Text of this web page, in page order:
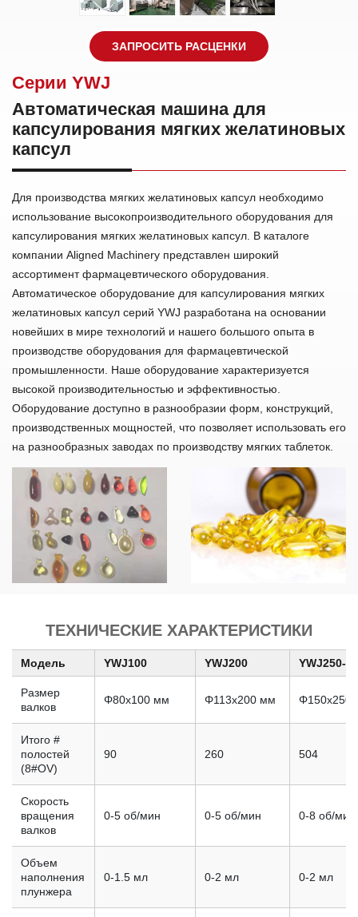
ЗАПРОСИТЬ РАСЦЕНКИ
Cерии YWJ
Автоматическая машина для
капсулирования мягких желатиновых
капсул
Для производства мягких желатиновых капсул необходимо
использование высокопроизводительного оборудования для
капсулирования мягких желатиновых капсул. В каталоге
компании Aligned Machinery представлен широкий
ассортимент фармацевтического оборудования.
Автоматическое оборудование для капсулирования мягких
желатиновых капсул серий YWJ разработана на основании
новейших в мире технологий и нашего большого опыта в
производстве оборудования для фармацевтической
промышленности. Наше оборудование характеризуется
высокой производительностью и эффективностью.
Оборудование доступно в разнообразии форм, конструкций,
производственных мощностей, что позволяет использовать его
на разнообразных заводах по производству мягких таблеток.
ТЕХНИЧЕСКИЕ ХАРАКТЕРИСТИКИ
Модель YWJ100 YWJ200 YWJ250-lll
Размер
валков
Φ80x100 мм Φ113x200 мм Φ150x250
Итого #
полостей
(8#OV)
90 260 504
Скорость
вращения
валков
0-5 об/мин 0-5 об/мин 0-8 об/мин
Объем
наполнения
плунжера
0-1.5 мл 0-2 мл 0-2 мл